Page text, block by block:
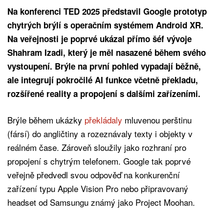
Na konferenci TED 2025 představil Google prototyp
chytrých brýlí s operačním systémem Android XR.
Na veřejnosti je poprvé ukázal přímo šéf vývoje
Shahram Izadi, který je měl nasazené během svého
vystoupení. Brýle na první pohled vypadají běžně,
ale integrují pokročilé AI funkce včetně překladu,
rozšířené reality a propojení s dalšími zařízeními.
Brýle během ukázky překládaly mluvenou perštinu
(fársí) do angličtiny a rozeznávaly texty i objekty v
reálném čase. Zároveň sloužily jako rozhraní pro
propojení s chytrým telefonem. Google tak poprvé
veřejně předvedl svou odpověď na konkurenční
zařízení typu Apple Vision Pro nebo připravovaný
headset od Samsungu známý jako Project Moohan.